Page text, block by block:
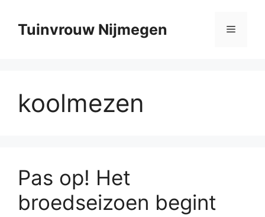
naarTuinvrouw Nijmegen Menu
koolmezen
Pas op! Het
broedseizoen begint